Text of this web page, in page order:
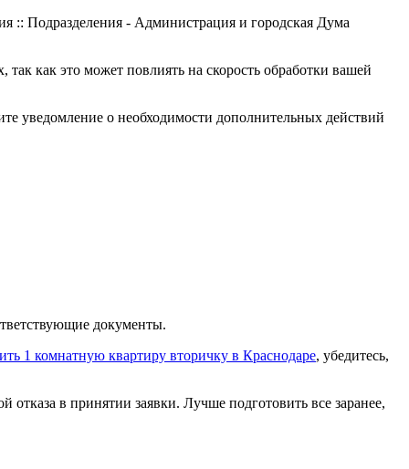
как это может повлиять на скорость обработки вашей
уведомление о необходимости дополнительных действий
документы.
1 комнатную квартиру вторичку в Краснодаре, убедитесь,
в принятии заявки. Лучше подготовить все заранее,